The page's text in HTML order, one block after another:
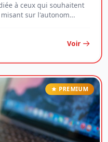
à ceux qui souhaitent
sur l'autonom...
Voir
PREMIUM